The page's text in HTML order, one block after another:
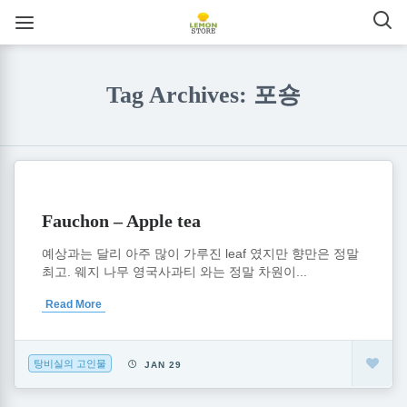
Tag Archives: 포숑
Fauchon – Apple tea
예상과는 달리 아주 많이 가루진 leaf 였지만 향만은 정말
최고. 웨지 나무 영국사과티 와는 정말 차원이...
Read More
탕비실의 고인물 JAN 29